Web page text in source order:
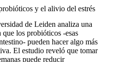
y el alivio del estrés
de Leiden analiza una
los probióticos -esas
pueden hacer algo más
El estudio reveló que tomar
puede reducir